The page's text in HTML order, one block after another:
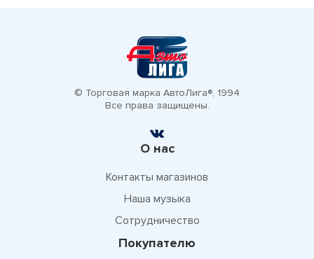
© Торговая марка АвтоЛига®, 1994
Все права защищены.
О нас
Контакты магазинов
Наша музыка
Сотрудничество
Покупателю